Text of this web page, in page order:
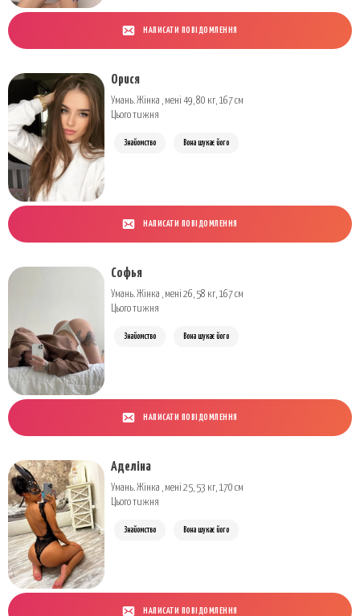
НАПИСАТИ ПОВІДОМЛЕННЯ
Орися
Умань. Жінка , мені 49, 80 кг, 167 см
Цього тижня
Знайомство Вона шукає його
НАПИСАТИ ПОВІДОМЛЕННЯ
Софья
Умань. Жінка , мені 26, 58 кг, 167 см
Цього тижня
Знайомство Вона шукає його
НАПИСАТИ ПОВІДОМЛЕННЯ
Аделіна
Умань. Жінка , мені 25, 53 кг, 170 см
Цього тижня
Знайомство Вона шукає його
НАПИСАТИ ПОВІДОМЛЕННЯ